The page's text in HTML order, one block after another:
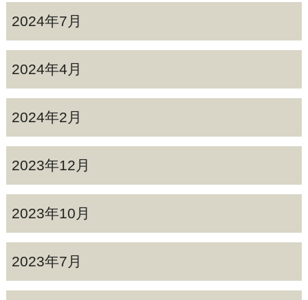
2024年7月
2024年4月
2024年2月
2023年12月
2023年10月
2023年7月